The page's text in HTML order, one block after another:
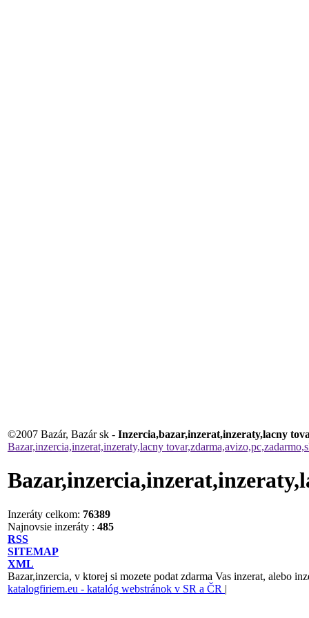
©2007 Bazár, Bazár sk - Inzercia,bazar,inzerat,inzeraty,lacny
Bazar,inzercia,inzerat,inzeraty,lacny
Inzeráty celkom: 76389
Najnovsie inzeráty : 485
RSS
SITEMAP
XML
Bazar,inzercia, v ktorej si mozete podat zdarma Vas inzerat, alebo
katalogfiriem.eu - katalóg webstránok v SR a ČR |